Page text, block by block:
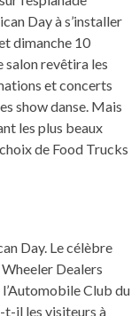
Day à s’installer
dimanche 10
salon revêtira les
et concerts
show danse. Mais
les plus beaux
de Food Trucks
Day. Le célèbre
Dealers
l’Automobile Club du
t-il les visiteurs à